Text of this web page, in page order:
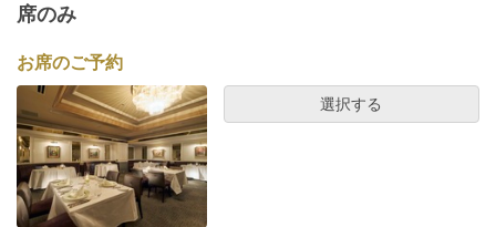
席のみ
お席のご予約
選択する